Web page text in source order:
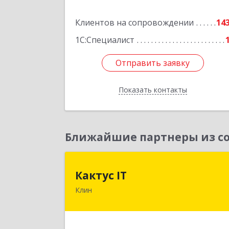
Клиентов на сопровождении
1С:Специалист
1
Отправить заявку
Показать контакты
Отправить заявку
Назад
Ближайшие партнеры из
Кактус IT
Клин